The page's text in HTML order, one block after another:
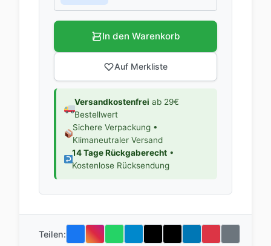
In den Warenkorb
Auf Merkliste
Versandkostenfrei ab 29€
Bestellwert
Sichere Verpackung •
Klimaneutraler Versand
14 Tage Rückgaberecht•
Kostenlose Rücksendung
Teilen: